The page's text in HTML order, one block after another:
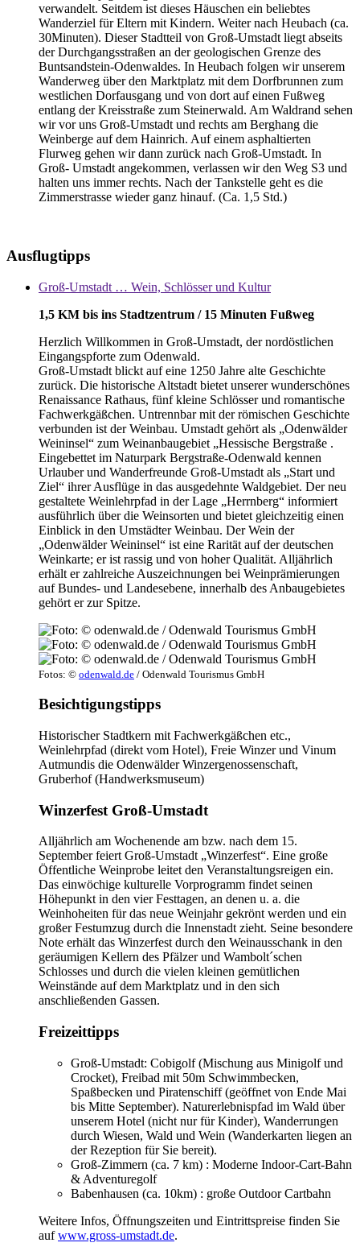
verwandelt. Seitdem ist dieses Häuschen ein beliebtes
Wanderziel für Eltern mit Kindern. Weiter nach Heubach (ca.
30Minuten). Dieser Stadtteil von Groß-Umstadt liegt abseits
der Durchgangsstraßen an der geologischen Grenze des
Buntsandstein-Odenwaldes. In Heubach folgen wir unserem
Wanderweg über den Marktplatz mit dem Dorfbrunnen zum
westlichen Dorfausgang und von dort auf einen Fußweg
entlang der Kreisstraße zum Steinerwald. Am Waldrand sehen
wir vor uns Groß-Umstadt und rechts am Berghang die
Weinberge auf dem Hainrich. Auf einem asphaltierten
Flurweg gehen wir dann zurück nach Groß-Umstadt. In
Groß- Umstadt angekommen, verlassen wir den Weg S3 und
halten uns immer rechts. Nach der Tankstelle geht es die
Zimmerstrasse wieder ganz hinauf. (Ca. 1,5 Std.)
Ausflugtipps
Groß-Umstadt … Wein, Schlösser und Kultur
1,5 KM bis ins Stadtzentrum / 15 Minuten Fußweg
Herzlich Willkommen in Groß-Umstadt, der nordöstlichen
Eingangspforte zum Odenwald.
Groß-Umstadt blickt auf eine 1250 Jahre alte Geschichte
zurück. Die historische Altstadt bietet unserer wunderschönes
Renaissance Rathaus, fünf kleine Schlösser und romantische
Fachwerkgäßchen. Untrennbar mit der römischen Geschichte
verbunden ist der Weinbau. Umstadt gehört als „Odenwälder
Weininsel“ zum Weinanbaugebiet „Hessische Bergstraße .
Eingebettet im Naturpark Bergstraße-Odenwald kennen
Urlauber und Wanderfreunde Groß-Umstadt als „Start und
Ziel“ ihrer Ausflüge in das ausgedehnte Waldgebiet. Der neu
gestaltete Weinlehrpfad in der Lage „Herrnberg“ informiert
ausführlich über die Weinsorten und bietet gleichzeitig einen
Einblick in den Umstädter Weinbau. Der Wein der
„Odenwälder Weininsel“ ist eine Rarität auf der deutschen
Weinkarte; er ist rassig und von hoher Qualität. Alljährlich
erhält er zahlreiche Auszeichnungen bei Weinprämierungen
auf Bundes- und Landesebene, innerhalb des Anbaugebietes
gehört er zur Spitze.
Fotos: © odenwald.de / Odenwald Tourismus GmbH
Besichtigungstipps
Historischer Stadtkern mit Fachwerkgäßchen etc.,
Weinlehrpfad (direkt vom Hotel), Freie Winzer und Vinum
Autmundis die Odenwälder Winzergenossenschaft,
Gruberhof (Handwerksmuseum)
Winzerfest Groß-Umstadt
Alljährlich am Wochenende am bzw. nach dem 15.
September feiert Groß-Umstadt „Winzerfest“. Eine große
Öffentliche Weinprobe leitet den Veranstaltungsreigen ein.
Das einwöchige kulturelle Vorprogramm findet seinen
Höhepunkt in den vier Festtagen, an denen u. a. die
Weinhoheiten für das neue Weinjahr gekrönt werden und ein
großer Festumzug durch die Innenstadt zieht. Seine besondere
Note erhält das Winzerfest durch den Weinausschank in den
geräumigen Kellern des Pfälzer und Wambolt´schen
Schlosses und durch die vielen kleinen gemütlichen
Weinstände auf dem Marktplatz und in den sich
anschließenden Gassen.
Freizeittipps
Groß-Umstadt: Cobigolf (Mischung aus Minigolf und
Crocket), Freibad mit 50m Schwimmbecken,
Spaßbecken und Piratenschiff (geöffnet von Ende Mai
bis Mitte September). Naturerlebnispfad im Wald über
unserem Hotel (nicht nur für Kinder), Wanderrungen
durch Wiesen, Wald und Wein (Wanderkarten liegen an
der Rezeption für Sie bereit).
Groß-Zimmern (ca. 7 km) : Moderne Indoor-Cart-Bahn
& Adventuregolf
Babenhausen (ca. 10km) : große Outdoor Cartbahn
Weitere Infos, Öffnungszeiten und Eintrittspreise finden Sie
aufwww.gross-umstadt.de.